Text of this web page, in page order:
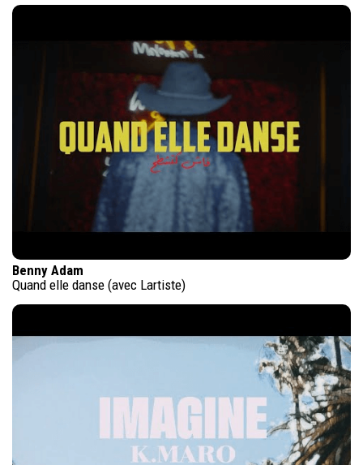
Benny Adam
Quand elle danse (avec Lartiste)